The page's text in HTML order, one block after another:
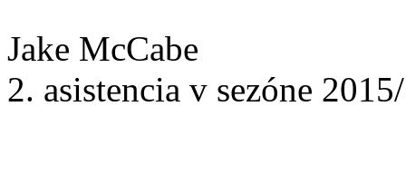
Jake McCabe
2. asistencia v sezóne